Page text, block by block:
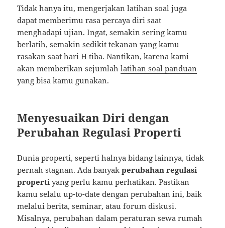
Tidak hanya itu, mengerjakan latihan soal juga
dapat memberimu rasa percaya diri saat
menghadapi ujian. Ingat, semakin sering kamu
berlatih, semakin sedikit tekanan yang kamu
rasakan saat hari H tiba. Nantikan, karena kami
akan memberikan sejumlahlatihan soal panduan
yang bisa kamu gunakan.
Menyesuaikan Diri dengan
Perubahan Regulasi Properti
Dunia properti, seperti halnya bidang lainnya, tidak
pernah stagnan. Ada banyakperubahan regulasi
properti yang perlu kamu perhatikan. Pastikan
kamu selalu up-to-date dengan perubahan ini, baik
melalui berita, seminar, atau forum diskusi.
Misalnya, perubahan dalam peraturan sewa rumah